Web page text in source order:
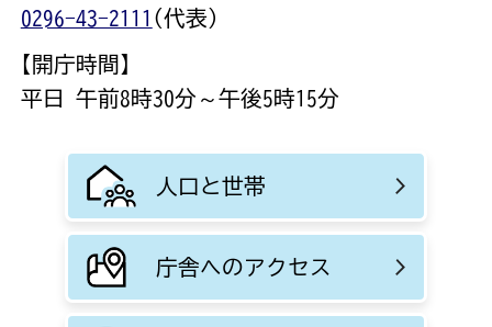
0296-43-2111 (代表)
【開庁時間】
平日 午前8時30分～午後5時15分
人口と世帯
庁舎へのアクセス